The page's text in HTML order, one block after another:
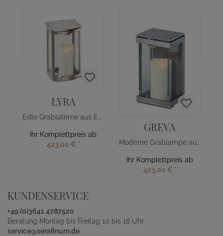
LYRA
Edle Grablaterne aus Edelstahl
Ihr Komplettpreis ab
423,00 € *
GREVA
Moderne Grablampe aus Aluminium
Ihr Komplettpreis ab
423,00 € *
KUNDENSERVICE
+49 (0)3641 4787520
Beratung Montag bis Freitag 10 bis 16 Uhr
service@serafinum.de